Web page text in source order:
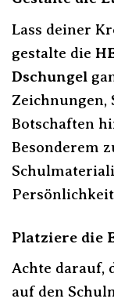
Lass deiner
gestalte die
Dschungel
Zeichnungen,
Botschaften
Besonderem
Platziere die
Achte darauf,
auf den